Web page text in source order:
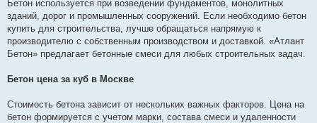
Бетон используется при возведении фундаментов, монолитных
зданий, дорог и промышленных сооружений. Если необходимо бетон
купить для строительства, лучше обращаться напрямую к
производителю с собственным производством и доставкой. «Атлант
Бетон» предлагает бетонные смеси для любых строительных задач.
Бетон цена за куб в Москве
Стоимость бетона зависит от нескольких важных факторов. Цена на
бетон формируется с учетом марки, состава смеси и удаленности